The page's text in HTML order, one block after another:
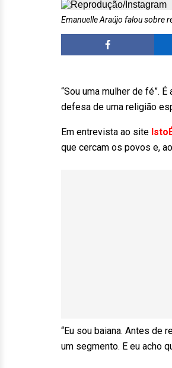
Emanuelle Araújo falou sobre
“Sou uma mulher de fé”.
defesa de uma religião
Em entrevista ao site
que cercam os povos e,
“Eu sou baiana. Antes de
um segmento. E eu acho